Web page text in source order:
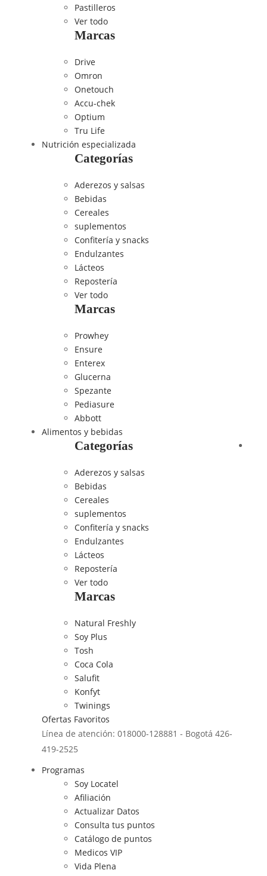
Pastilleros
Ver todo
Marcas
Drive
Omron
Onetouch
Accu-chek
Optium
Tru Life
Nutrición especializada
Categorías
Aderezos y salsas
Bebidas
Cereales
suplementos
Confitería y snacks
Endulzantes
Lácteos
Repostería
Ver todo
Marcas
Prowhey
Ensure
Enterex
Glucerna
Spezante
Pediasure
Abbott
Alimentos y bebidas
Categorías
Aderezos y salsas
Bebidas
Cereales
suplementos
Confitería y snacks
Endulzantes
Lácteos
Repostería
Ver todo
Marcas
Natural Freshly
Soy Plus
Tosh
Coca Cola
Salufit
Konfyt
Twinings
Ofertas Favoritos
Línea de atención: 018000-128881 - Bogotá 426-
419-2525
Programas
Soy Locatel
Afiliación
Actualizar Datos
Consulta tus puntos
Catálogo de puntos
Medicos VIP
Vida Plena